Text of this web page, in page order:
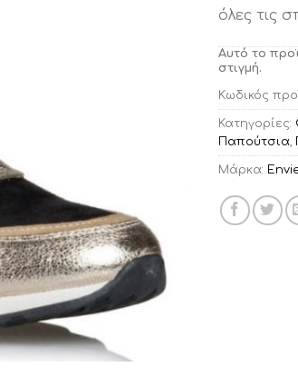
όλες τις
Αυτό το
στιγμή.
Κωδικός
Κατηγορίες:
Παπούτσια,
Μάρκα: